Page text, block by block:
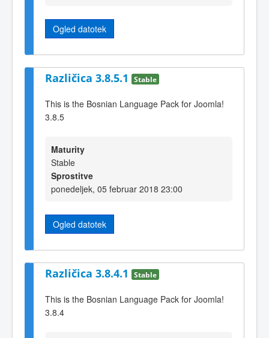
Ogled datotek
Različica 3.8.5.1 Stable
This is the Bosnian Language Pack for Joomla!
3.8.5
Maturity
Stable
Sprostitve
ponedeljek, 05 februar 2018 23:00
Ogled datotek
Različica 3.8.4.1 Stable
This is the Bosnian Language Pack for Joomla!
3.8.4